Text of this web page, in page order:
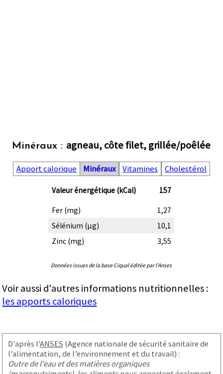
Minéraux : agneau, côte filet, grillée/poêlée
Apport calorique Minéraux Vitamines Cholestérol
Valeur énergétique (kCal) 157
Fer (mg)
1,27
Sélénium (µg)
10,1
Zinc (mg)
3,55
Données issues de la base Ciqual éditée par l'Anses
Voir aussi d'autres informations nutritionnelles :
les apports caloriques
D'après l'ANSES (Agence nationale de sécurité sanitaire de
l’alimentation, de l’environnement et du travail) :
Outre de l'eau et des matières organiques